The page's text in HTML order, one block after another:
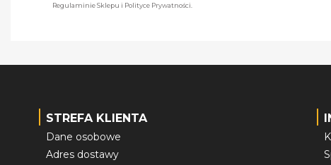
Regulaminie Sklepu i Polityce Prywatności.
STREFA KLIENTA
Dane osobowe
Adres dostawy